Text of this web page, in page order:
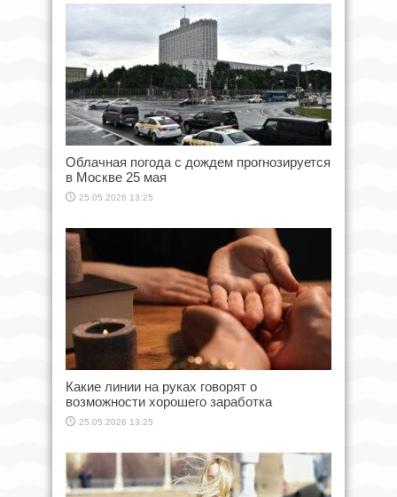
Облачная погода с дождем прогнозируется
в Москве 25 мая
25.05.2026 13:25
Какие линии на руках говорят о
возможности хорошего заработка
25.05.2026 13:25